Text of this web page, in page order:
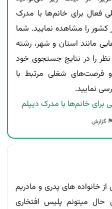
برای خانم‌ها با مدرک
کشور را مشاهده نمایید. شما
مانند استان و شهر، رشته
را در نتایج جستجوی خود
فرصت‌های شغلی مرتبط با
نمایید.
خانم‌ها با مدرک دیپلم
⚑ گزارش
های پدری و مادریم
میتونم پلیس افتخاری